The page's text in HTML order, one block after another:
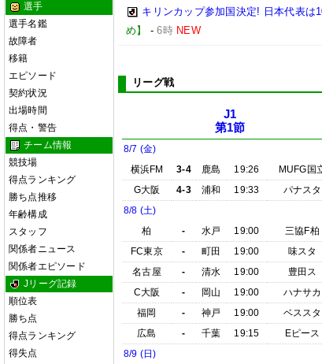
選手
選手名鑑
故障者
移籍
エピソード
契約状況
出場時間
得点・警告
チーム情報
競技場
得点ランキング
勝ち点推移
年齢構成
スタッフ
関係者ニュース
関係者エピソード
Jリーグ記録
順位表
勝ち点
得点ランキング
得失点
キリンカップ参加国決定! 日本代表は
め】
-6時 NEW
リーグ戦
J1
第1節
8/7 (金)
横浜FM
3-4 鹿島 19:26
MUFG国
G大阪
4-3 浦和 19:33
パナスタ
8/8 (土)
柏
- 水戸 19:00
三協F柏
FC東京
- 町田 19:00
味スタ
名古屋
- 清水 19:00
豊田ス
C大阪
- 岡山 19:00
ハナサカ
福岡
- 神戸 19:00
ベススタ
広島
- 千葉 19:15
Eピース
8/9 (日)